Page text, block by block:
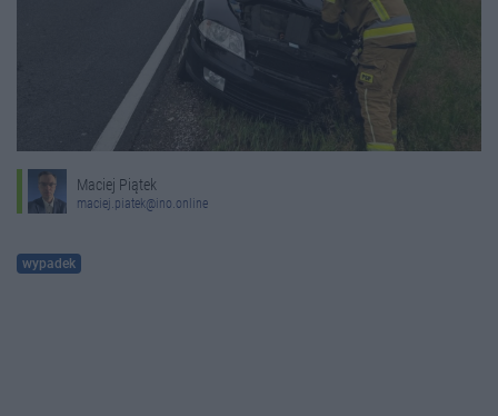
Maciej Piątek
maciej.piatek@ino.online
wypadek